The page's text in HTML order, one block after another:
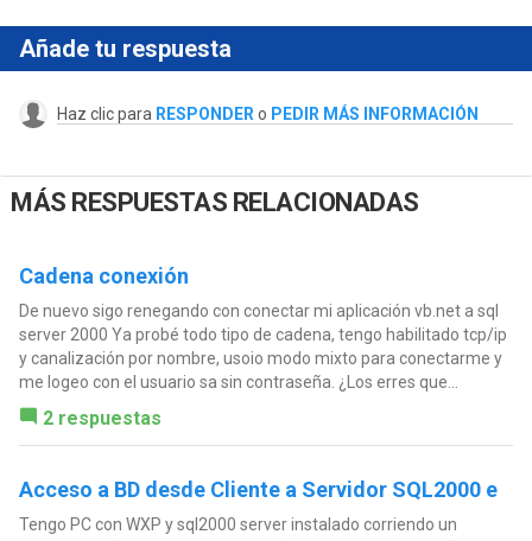
Añade tu respuesta
Haz clic para RESPONDER o PEDIR MÁS INFORMACIÓN
MÁS RESPUESTAS RELACIONADAS
Cadena conexión
De nuevo sigo renegando con conectar mi aplicación vb.net a sql
server 2000 Ya probé todo tipo de cadena, tengo habilitado tcp/ip
y canalización por nombre, usoio modo mixto para conectarme y
me logeo con el usuario sa sin contraseña. ¿Los erres que...
2 respuestas
Acceso a BD desde Cliente a Servidor SQL2000 e
Tengo PC con WXP y sql2000 server instalado corriendo un